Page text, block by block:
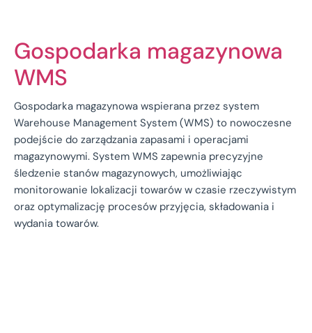
Gospodarka magazynowa
WMS
Gospodarka magazynowa wspierana przez system
Warehouse Management System (WMS) to nowoczesne
podejście do zarządzania zapasami i operacjami
magazynowymi. System WMS zapewnia precyzyjne
śledzenie stanów magazynowych, umożliwiając
monitorowanie lokalizacji towarów w czasie rzeczywistym
oraz optymalizację procesów przyjęcia, składowania i
wydania towarów.